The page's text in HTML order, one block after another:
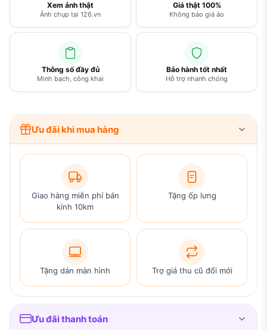
Xem ảnh thật
Ảnh chụp tại 126.vn
Giá thật 100%
Không báo giá ảo
Thông số đầy đủ
Minh bạch, công khai
Bảo hành tốt nhất
Hỗ trợ nhanh chóng
Ưu đãi khi mua hàng
Giao hàng miễn phí bán
kính 10km
Tặng ốp lưng
Tặng dán màn hình Trợ giá thu cũ đổi mới
Ưu đãi thanh toán